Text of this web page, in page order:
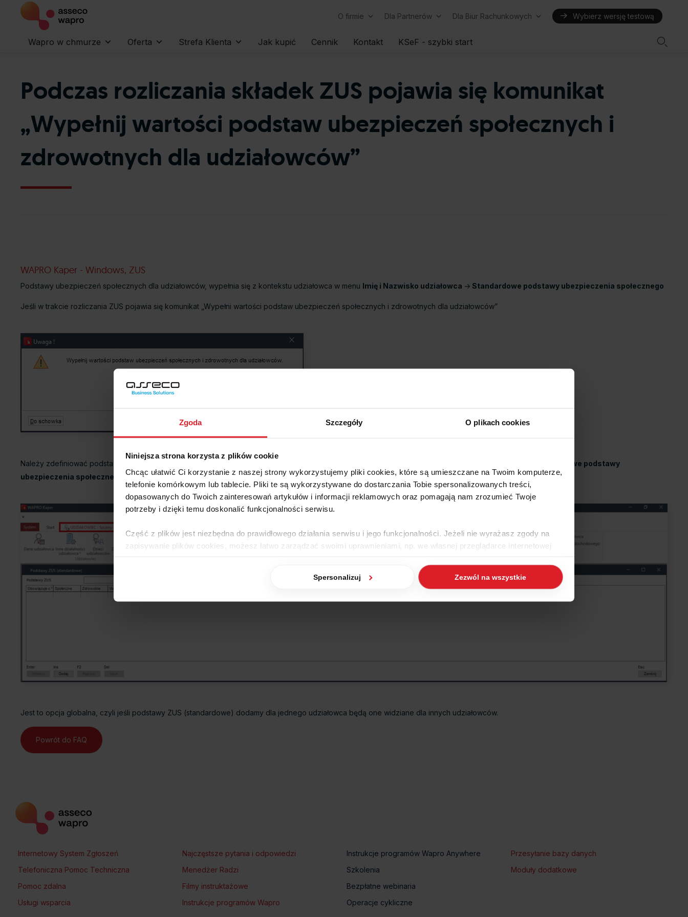
Zgoda Szczegóły O plikach cookies
Niniejsza strona korzysta z plików cookie
Chcąc ułatwić Ci korzystanie z naszej strony wykorzystujemy pliki cookies, które są umieszczane na Twoim komputerze,
telefonie komórkowym lub tablecie. Pliki te są wykorzystywane do dostarczania Tobie spersonalizowanych treści,
dopasowanych do Twoich zainteresowań artykułów i informacji reklamowych oraz pomagają nam zrozumieć Twoje
potrzeby i dzięki temu doskonalić funkcjonalności serwisu.
Część z plików jest niezbędna do prawidłowego działania serwisu i jego funkcjonalności. Jeżeli nie wyrażasz zgody na
zapisywanie plików cookies, możesz łatwo zarządzać swoimi uprawnieniami, np. we własnej przeglądarce internetowej
Spersonalizuj Zezwól na wszystkie
O firmie Dla Partnerów Dla Biur Rachunkowych Wybierz wersję testową
to
Wapro w chmurze Oferta Strefa Klienta Jak kupić Cennik Kontakt KSeF - szybki start 
Podczas rozliczania składek ZUS pojawia się komunikat
„Wypełnij wartości podstaw ubezpieczeń społecznych i
zdrowotnych dla udziałowców”
WAPRO Kaper - Windows, ZUS
Podstawy ubezpieczeń społecznych dla udziałowców, wypełnia się z kontekstu udziałowca w menu Imię i Nazwisko udziałowca -> Standardowe podstawy ubezpieczenia społecznego
Jeśli w trakcie rozliczania ZUS pojawia się komunikat „Wypełni wartości podstaw ubezpieczeń społecznych i zdrowotnych dla udziałowców”
Należy zdefiniować podstawy ZUS dla udziałowców, czyli wejść w kontekst działania udziałowca, a następnie w menu
Standardowe podstawy
ubezpieczenia społecznego
Jest to opcja globalna, czyli jeśli podstawy ZUS (standardowe) dodamy dla jednego udziałowca będą one widziane dla innych udziałowców.
Powrót do FAQ
Internetowy System Zgłoszeń
Telefoniczna Pomoc Techniczna
Pomoc zdalna
Usługi wsparcia
Najczęstsze pytania i odpowiedzi
Menedżer Radzi
Filmy instruktażowe
Instrukcje programów Wapro
Instrukcje programów Wapro Anywhere
Szkolenia
Bezpłatne webinaria
Operacje cykliczne
Przesyłanie bazy danych
Moduły dodatkowe